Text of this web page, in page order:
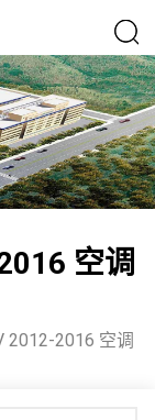
空调
2012-2016 空调